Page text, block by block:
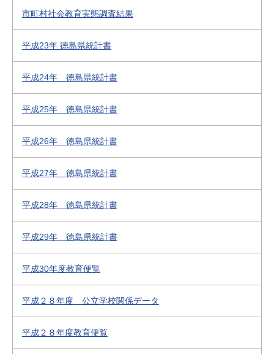
市町村社会教育実態調査結果
平成23年 徳島県統計書
平成24年 徳島県統計書
平成25年 徳島県統計書
平成26年 徳島県統計書
平成27年 徳島県統計書
平成28年 徳島県統計書
平成29年 徳島県統計書
平成30年度教育便覧
平成２８年度 公立学校関係データ
平成２８年度教育便覧